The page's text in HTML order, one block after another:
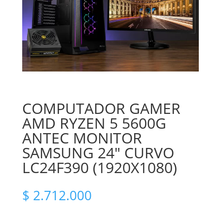
COMPUTADOR GAMER
AMD RYZEN 5 5600G
ANTEC MONITOR
SAMSUNG 24″ CURVO
LC24F390 (1920X1080)
$ 2.712.000